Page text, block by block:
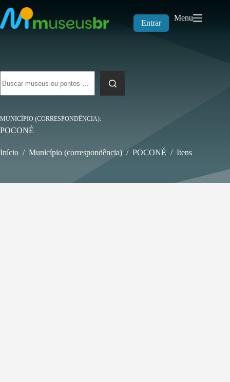
para
o
conteúdo
Entrar
Menu
resultados
MUNICÍPIO (CORRESPONDÊNCIA)
POCONÉ
Início / Município (correspondência) / POCONÉ / Itens